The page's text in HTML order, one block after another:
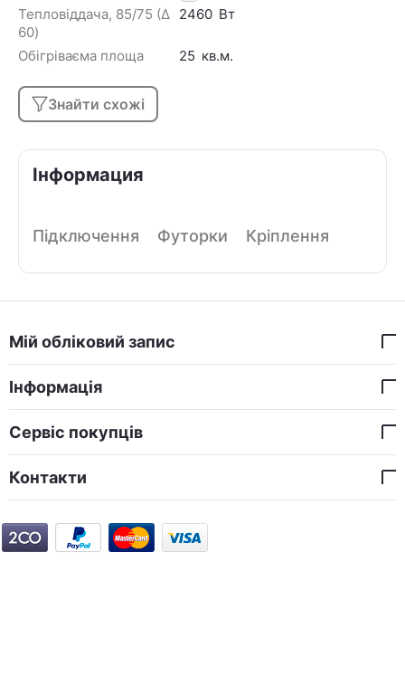
Тепловіддача, 85/75 (Δ
60)
2460 Вт
Обігріваєма площа 25 кв.м.
Знайти схожі
Інформация
Підключення Футорки Кріплення
Мій обліковий запис
Інформація
Сервіс покупців
Контакти